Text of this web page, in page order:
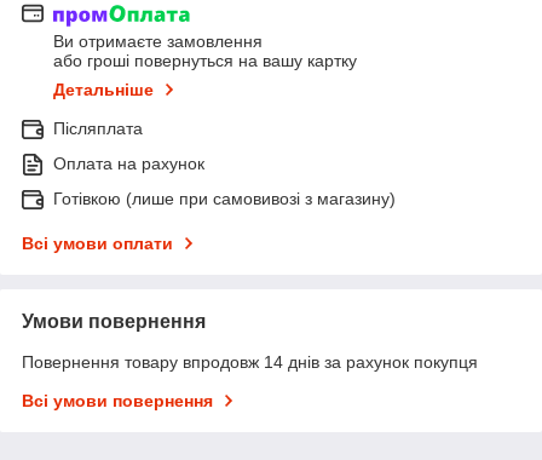
Ви отримаєте замовлення
або гроші повернуться на вашу картку
Детальніше
Післяплата
Оплата на рахунок
Готівкою (лише при самовивозі з магазину)
Всі умови оплати
Умови повернення
Повернення товару впродовж 14 днів за рахунок покупця
Всі умови повернення